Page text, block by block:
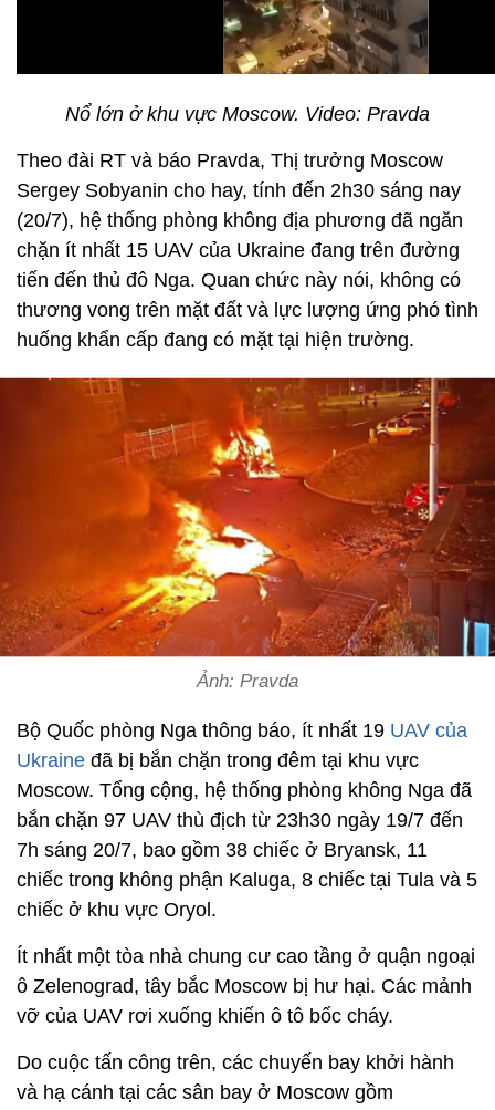
Nổ lớn ở khu vực Moscow. Video: Pravda
Theo đài RT và báo Pravda, Thị trưởng Moscow
Sergey Sobyanin cho hay, tính đến 2h30 sáng nay
(20/7), hệ thống phòng không địa phương đã ngăn
chặn ít nhất 15 UAV của Ukraine đang trên đường
tiến đến thủ đô Nga. Quan chức này nói, không có
thương vong trên mặt đất và lực lượng ứng phó tình
huống khẩn cấp đang có mặt tại hiện trường.
Ảnh: Pravda
Bộ Quốc phòng Nga thông báo, ít nhất 19 UAV của
Ukraine đã bị bắn chặn trong đêm tại khu vực
Moscow. Tổng cộng, hệ thống phòng không Nga đã
bắn chặn 97 UAV thù địch từ 23h30 ngày 19/7 đến
7h sáng 20/7, bao gồm 38 chiếc ở Bryansk, 11
chiếc trong không phận Kaluga, 8 chiếc tại Tula và 5
chiếc ở khu vực Oryol.
Ít nhất một tòa nhà chung cư cao tầng ở quận ngoại
ô Zelenograd, tây bắc Moscow bị hư hại. Các mảnh
vỡ của UAV rơi xuống khiến ô tô bốc cháy.
Do cuộc tấn công trên, các chuyến bay khởi hành
và hạ cánh tại các sân bay ở Moscow gồm